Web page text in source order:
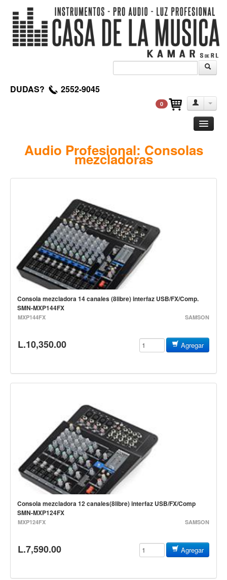
DUDAS? 2552-9045
0
Clasica
Pedales de efectos
Estuches y fundas
Fajas y colgantes
Accesorios
Cuerdas
Bajos
Acustico
Pedales de efectos
Baterias
Acustica
Electrica
Pergaminos
Baquetas y mazos
Redoblantes
Audio Profesional: Consolas
mezcladoras
Consola mezcladora 14 canales (8libre) interfaz USB/FX/Comp.
SMN-MXP144FX
MXP144FX SAMSON
L.10,350.00 Agregar
Consola mezcladora 12 canales(8libre) interfaz USB/FX/Comp
SMN-MXP124FX
MXP124FX SAMSON
L.7,590.00 Agregar